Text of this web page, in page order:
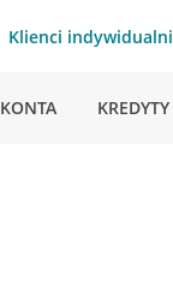
Klienci indywidualni
KONTA KREDYTY